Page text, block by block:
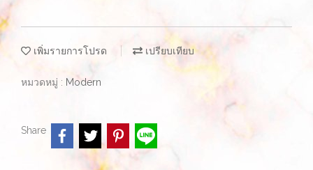
เพิ่มรายการโปรด เปรียบเทียบ
หมวดหมู่ : Modern
Share